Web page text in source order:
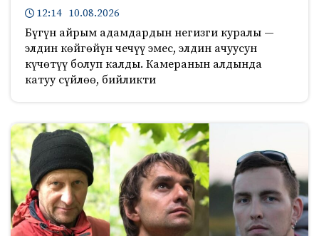
12:14 10.08.2026
Бүгүн айрым адамдардын негизги куралы —
элдин көйгөйүн чечүү эмес, элдин ачуусун
күчөтүү болуп калды. Камеранын алдында
катуу сүйлөө, бийликти